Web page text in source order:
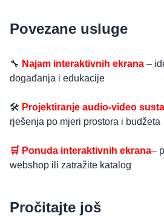
Povezane usluge
🔧 Najam interaktivnih ekrana –
događanja i edukacije
🛠️ Projektiranje audio-video
rješenja po mjeri prostora i budžeta
🛒 Ponuda interaktivnih ekrana–
webshop ili zatražite katalog
Pročitajte još